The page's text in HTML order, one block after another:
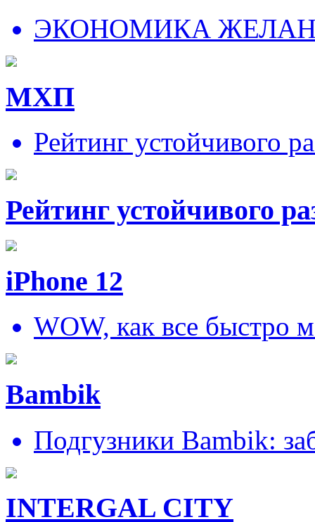
ЭКОНОМИКА
МХП
Рейтинг устойчивого
Рейтинг устойчивого
iPhone 12
WOW, как все быстро
Bambik
Подгузники Bambik:
INTERGAL CITY